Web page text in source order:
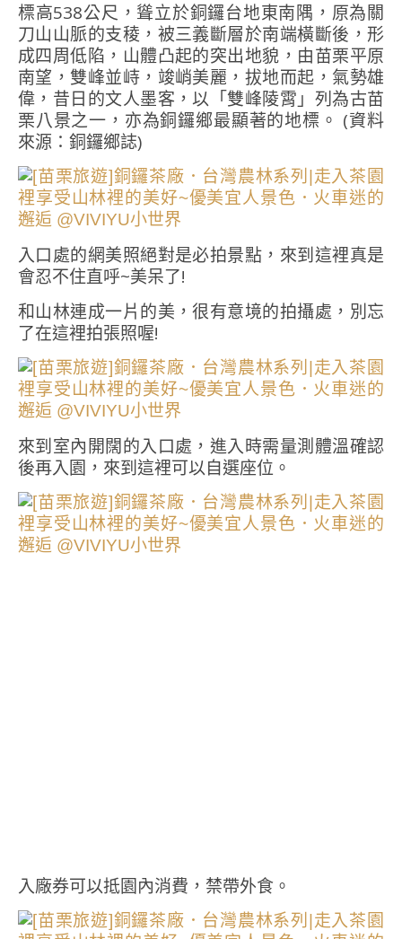
標高538公尺，聳立於銅鑼台地東南隅，原為關
刀山山脈的支稜，被三義斷層於南端橫斷後，形
成四周低陷，山體凸起的突出地貌，由苗栗平原
南望，雙峰並峙，竣峭美麗，拔地而起，氣勢雄
偉，昔日的文人墨客，以「雙峰陵霄」列為古苗
栗八景之一，亦為銅鑼鄉最顯著的地標。 (資料
來源：銅鑼鄉誌)
入口處的網美照絕對是必拍景點，來到這裡真是
會忍不住直呼~美呆了!
和山林連成一片的美，很有意境的拍攝處，別忘
了在這裡拍張照喔!
來到室內開闊的入口處，進入時需量測體溫確認
後再入園，來到這裡可以自選座位。
入廠券可以抵園內消費，禁帶外食。